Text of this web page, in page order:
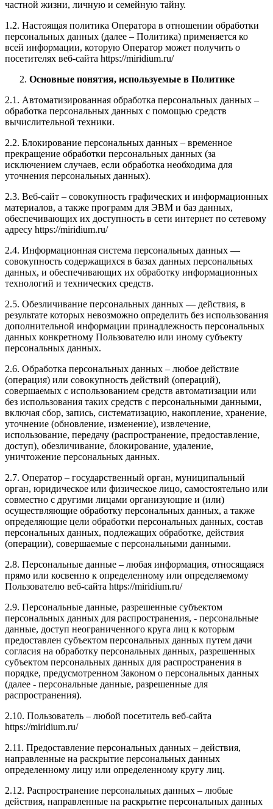
частной жизни, личную и семейную тайну.
1.2. Настоящая политика Оператора в отношении обработки
персональных данных (далее – Политика) применяется ко
всей информации, которую Оператор может получить о
посетителях веб-сайта https://miridium.ru/
Основные понятия, используемые в Политике
2.1. Автоматизированная обработка персональных данных –
обработка персональных данных с помощью средств
вычислительной техники.
2.2. Блокирование персональных данных – временное
прекращение обработки персональных данных (за
исключением случаев, если обработка необходима для
уточнения персональных данных).
2.3. Веб-сайт – совокупность графических и информационных
материалов, а также программ для ЭВМ и баз данных,
обеспечивающих их доступность в сети интернет по сетевому
адресу https://miridium.ru/
2.4. Информационная система персональных данных —
совокупность содержащихся в базах данных персональных
данных, и обеспечивающих их обработку информационных
технологий и технических средств.
2.5. Обезличивание персональных данных — действия, в
результате которых невозможно определить без использования
дополнительной информации принадлежность персональных
данных конкретному Пользователю или иному субъекту
персональных данных.
2.6. Обработка персональных данных – любое действие
(операция) или совокупность действий (операций),
совершаемых с использованием средств автоматизации или
без использования таких средств с персональными данными,
включая сбор, запись, систематизацию, накопление, хранение,
уточнение (обновление, изменение), извлечение,
использование, передачу (распространение, предоставление,
доступ), обезличивание, блокирование, удаление,
уничтожение персональных данных.
2.7. Оператор – государственный орган, муниципальный
орган, юридическое или физическое лицо, самостоятельно или
совместно с другими лицами организующие и (или)
осуществляющие обработку персональных данных, а также
определяющие цели обработки персональных данных, состав
персональных данных, подлежащих обработке, действия
(операции), совершаемые с персональными данными.
2.8. Персональные данные – любая информация, относящаяся
прямо или косвенно к определенному или определяемому
Пользователю веб-сайта https://miridium.ru/
2.9. Персональные данные, разрешенные субъектом
персональных данных для распространения, - персональные
данные, доступ неограниченного круга лиц к которым
предоставлен субъектом персональных данных путем дачи
согласия на обработку персональных данных, разрешенных
субъектом персональных данных для распространения в
порядке, предусмотренном Законом о персональных данных
(далее - персональные данные, разрешенные для
распространения).
2.10. Пользователь – любой посетитель веб-сайта
https://miridium.ru/
2.11. Предоставление персональных данных – действия,
направленные на раскрытие персональных данных
определенному лицу или определенному кругу лиц.
2.12. Распространение персональных данных – любые
действия, направленные на раскрытие персональных данных